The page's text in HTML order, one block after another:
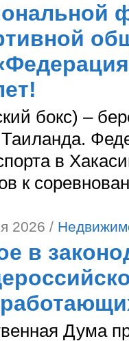
бокс) –
Таиланда.
в
к
2026 /
в
Дума